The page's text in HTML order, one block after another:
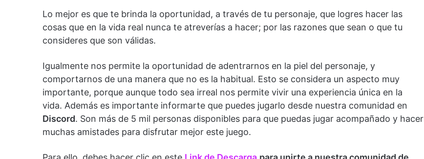
Lo mejor es que te brinda la oportunidad, a través de tu personaje, que logres hacer las
cosas que en la vida real nunca te atreverías a hacer; por las razones que sean o que tu
consideres que son válidas.
Igualmente nos permite la oportunidad de adentrarnos en la piel del personaje, y
comportarnos de una manera que no es la habitual. Esto se considera un aspecto muy
importante, porque aunque todo sea irreal nos permite vivir una experiencia única en la
vida. Además es importante informarte que puedes jugarlo desde nuestra comunidad en
Discord. Son más de 5 mil personas disponibles para que puedas jugar acompañado y hacer
muchas amistades para disfrutar mejor este juego.